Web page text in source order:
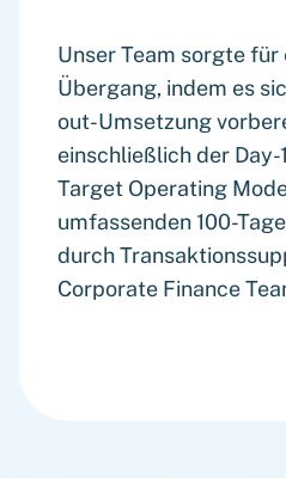
Unser Team sorgte für
Übergang, indem es
out-Umsetzung
einschließlich der
Target Operating
umfassenden 100-
durch
Corporate Finance